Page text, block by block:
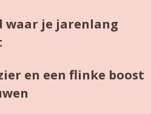
waar je jarenlang
en een flinke boost